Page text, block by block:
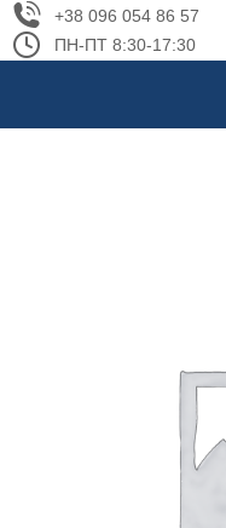
+38 096 054 86 57
ПН-ПТ 8:30-17:30